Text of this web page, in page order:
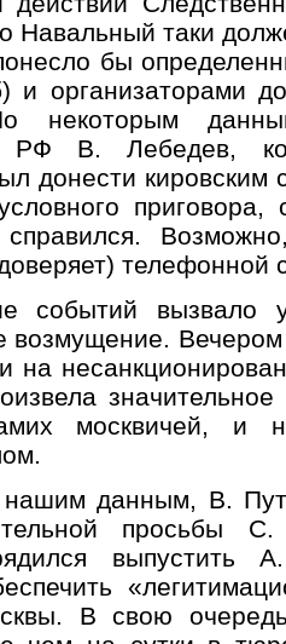
Навальный таки
бы
и организаторами
некоторым
РФ В. Лебедев,
донести кировским
приговора,
телефонной
событий вызвало
возмущение.
на
москвичей, и на
данным, В.
просьбы
выпустить
В свою